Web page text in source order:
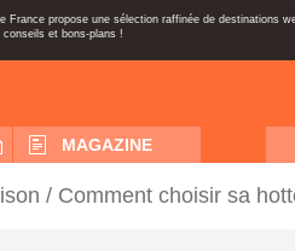
France propose une sélection raffinée de destinations
et bons-plans !
MAGAZINE
/ Comment choisir sa